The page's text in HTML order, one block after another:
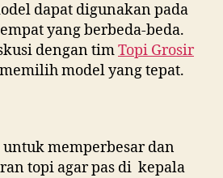
dapat digunakan pada
yang berbeda-beda.
dengan timTopi Grosir
model yang tepat.
memperbesar dan
topi agar pas di kepala